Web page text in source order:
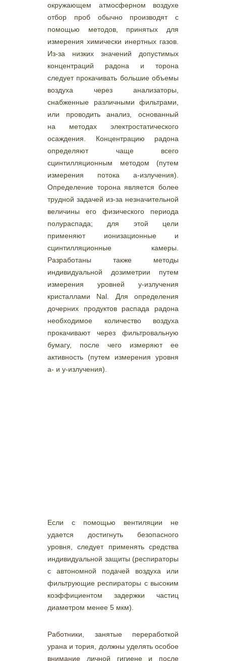
окружающем атмосферном воздухе
отбор проб обычно производят с
помощью методов, принятых для
измерения химически инертных газов.
Из-за низких значений допустимых
концентраций радона и торона
следует прокачивать большие объемы
воздуха через анализаторы,
снабженные различными фильтрами,
или проводить анализ, основанный
на методах электростатического
осаждения. Концентрацию радона
определяют чаще всего
сцинтилляционным методом (путем
измерения потока а-излучения).
Определение торона является более
трудной задачей из-за незначительной
величины его физического периода
полураспада; для этой цели
применяют ионизационные и
сцинтилляционные камеры.
Разработаны также методы
индивидуальной дозиметрии путем
измерения уровней у-излучения
кристаллами Nal. Для определения
дочерних продуктов распада радона
необходимое количество воздуха
прокачивают через фильтровальную
бумагу, после чего измеряют ее
активность (путем измерения уровня
а- и у-излучения).
Если с помощью вентиляции не
удается достигнуть безопасного
уровня, следует применять средства
индивидуальной защиты (респираторы
с автономной подачей воздуха или
фильтрующие респираторы с высоким
коэффициентом задержки частиц
диаметром менее 5 мкм).
Работники, занятые переработкой
урана и тория, должны уделять особое
внимание личной гигиене и после